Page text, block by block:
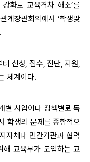
화로 교육격차 해소’를
계장관회의에서 ‘학생맞
신청, 접수, 진단, 지원,
체계이다.
별 사업이나 정책별로 독
학생의 문제를 종합적으
자체나 민간기관과 협력
해 교육부가 도입하는 교